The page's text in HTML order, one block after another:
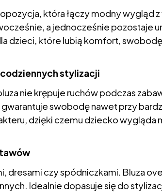
która łączy modny wygląd
a jednocześnie pozostaje
dzieci, które lubią komfort,
codziennych stylizacji
nie krępuje ruchów podczas
swobodę nawet przy
dzięki czemu dziecko wygląda
dresami czy spódniczkami. Bluza
Idealnie dopasuje się do